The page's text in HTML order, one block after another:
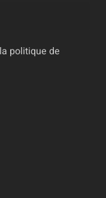
politique de